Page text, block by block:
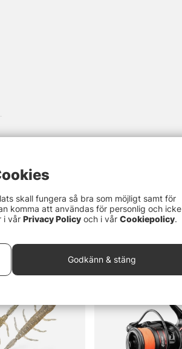
skall fungera så bra som möjligt samt för
komma att användas för personlig och icke
i vår Privacy Policy och i vår Cookiepolicy.
Godkänn & stäng